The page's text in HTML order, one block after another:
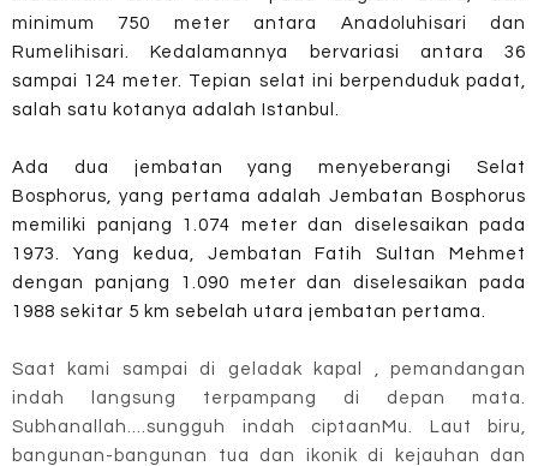
minimum 750 meter antara Anadoluhisari dan
Rumelihisari. Kedalamannya bervariasi antara 36
sampai 124 meter. Tepian selat ini berpenduduk padat,
salah satu kotanya adalah Istanbul.
Ada dua jembatan yang menyeberangi Selat
Bosphorus, yang pertama adalah Jembatan Bosphorus
memiliki panjang 1.074 meter dan diselesaikan pada
1973. Yang kedua, Jembatan Fatih Sultan Mehmet
dengan panjang 1.090 meter dan diselesaikan pada
1988 sekitar 5 km sebelah utara jembatan pertama.
Saat kami sampai di geladak kapal , pemandangan
indah langsung terpampang di depan mata.
Subhanallah....sungguh indah ciptaanMu. Laut biru,
bangunan-bangunan tua dan ikonik di kejauhan dan